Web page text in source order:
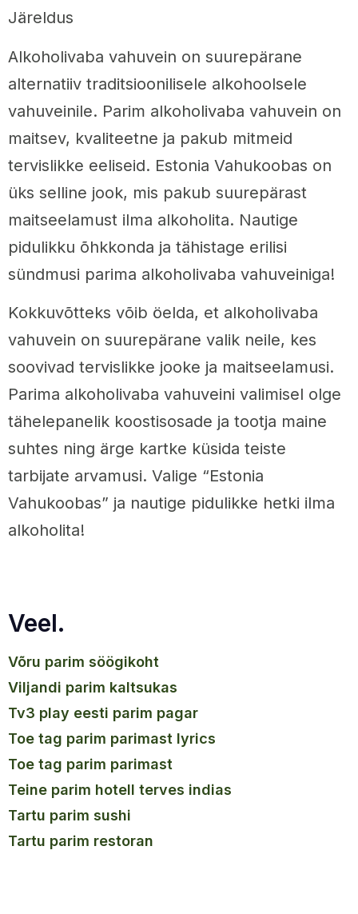
Järeldus
Alkoholivaba vahuvein on suurepärane
alternatiiv traditsioonilisele alkohoolsele
vahuveinile. Parim alkoholivaba vahuvein on
maitsev, kvaliteetne ja pakub mitmeid
tervislikke eeliseid. Estonia Vahukoobas on
üks selline jook, mis pakub suurepärast
maitseelamust ilma alkoholita. Nautige
pidulikku õhkkonda ja tähistage erilisi
sündmusi parima alkoholivaba vahuveiniga!
Kokkuvõtteks võib öelda, et alkoholivaba
vahuvein on suurepärane valik neile, kes
soovivad tervislikke jooke ja maitseelamusi.
Parima alkoholivaba vahuveini valimisel olge
tähelepanelik koostisosade ja tootja maine
suhtes ning ärge kartke küsida teiste
tarbijate arvamusi. Valige “Estonia
Vahukoobas” ja nautige pidulikke hetki ilma
alkoholita!
Veel.
võru parim söögikoht
viljandi parim kaltsukas
tv3 play eesti parim pagar
toe tag parim parimast lyrics
toe tag parim parimast
teine parim hotell terves indias
tartu parim sushi
tartu parim restoran